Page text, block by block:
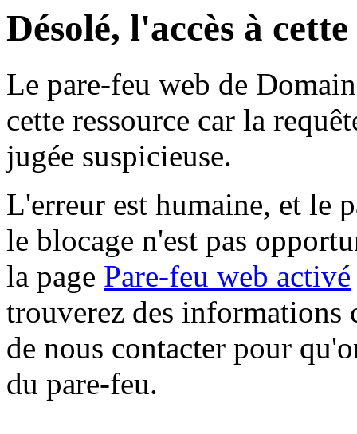
Désolé, l'accès à
Le pare-feu web de
cette ressource car la
jugée suspicieuse.
L'erreur est humaine, et le
le blocage n'est pas
la page Pare-feu web activé
trouverez des informations
de nous contacter pour
du pare-feu.